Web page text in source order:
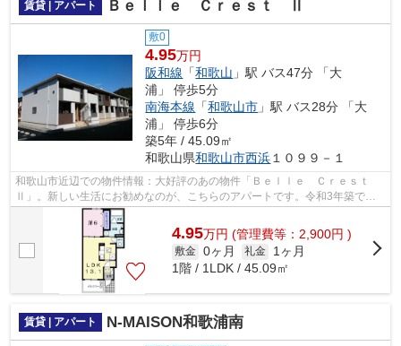
賃貸 | アパート Ｂｅｌｌｅ Ｃｒｅｓｔ Ⅱ
敷0
4.95万円
阪和線 「和歌山 」駅 バス47分 「大
浦」 停歩5分
南海本線 「和歌山市 」駅 バス28分 「大
浦」 停歩6分
築5年 / 45.09㎡
和歌山県和歌山市西浜 １０９９－１
和歌山市近辺での物件情報：大好評のあの物件「Ｂｅｌｌｅ Ｃｒｅｓｔ
Ⅱ」。新しい生活にお勧めなのが、こちらのアパートです。令和3年築で、
多くの方がご満足の物件はこちらです。...
4.95万円 (管理費等：2,900円 )
敷金 0ヶ月 礼金
1ヶ月
1階 / 1LDK / 45.09㎡
賃貸 | アパート N-MAISON和歌浦南